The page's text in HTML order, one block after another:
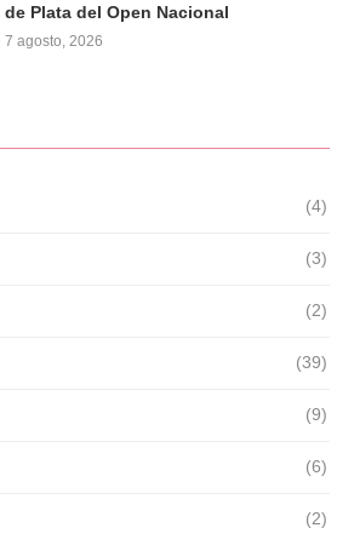
de Plata del Open Nacional
7 agosto, 2026
(4)
(3)
(2)
(39)
(9)
(6)
(2)